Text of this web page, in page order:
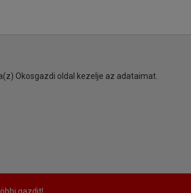
Okosgazdi oldal kezelje az adataimat.